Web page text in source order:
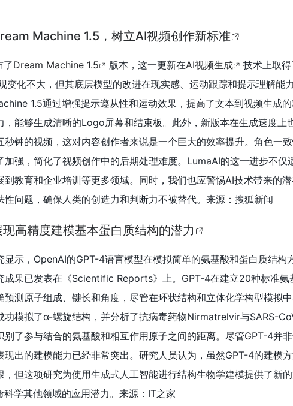
成果已发表在《Scientific Reports》上。GPT-4在建立20种标准氨
预测原子组成、键长和角度，尽管在环状结构和立体化学构型模拟
功模拟了α-螺旋结构，并分析了抗病毒药物Nirmatrelvir与SARS-
别了参与结合的氨基酸和相互作用原子之间的距离。尽管GPT-4并
现出的建模能力已经非常突出。研究人员认为，虽然GPT-4的建模
，但这项研究为使用生成式人工智能进行结构生物学建模提供了新
科学其他领域的应用潜力。来源：IT之家